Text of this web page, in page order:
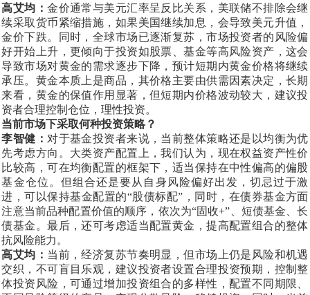
高艾均：金价通常与美元汇率呈反比关系，美联储不排除会继
续采取货币紧缩措施，如果美国继续加息，会导致美元升值，
金价下跌。同时，全球市场已逐渐复苏，市场投资者的风险偏
好开始上升，更倾向于投资如股票、基金等高风险资产，这会
导致市场对黄金的需求逐步下降，预计短期内黄金价格将继续
承压。黄金本质上是商品，其价格主要由供需因素决定，长期
来看，黄金的保值作用显著，但短期内价格波动较大，建议投
资者合理控制仓位，理性投资。
当前市场下采取何种投资策略？
李智健： 对于基金投资者来说，当前整体策略还是以均衡为优
先考虑方向。大类资产配置上，我们认为，现在权益资产性价
比较高，可在均衡配置的框架下，适当保持在中性偏高的偏股
基金仓位。但组合还是要从自身风险偏好出发，切忌过于激
进，可以保持基金配置的“股债标配”，同时，在债券基金方面
注意当前品种配置价值的顺序，依次为“固收+”、短债基金、长
债基金。最后，还可考虑适当配置黄金，提高配置组合的整体
抗风险能力。
高艾均： 当前，经济复苏节奏明显，但市场上仍是风险和机遇
交织，不可盲目乐观，建议投资者设置合理投资预期，控制整
体投资风险，可通过增加投资组合的多样性，配置不同期限、